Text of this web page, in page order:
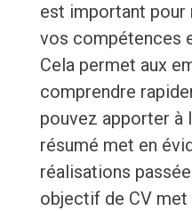
est important pour
vos compétences
Cela permet aux
comprendre
pouvez apporter à
résumé met en
réalisations
objectif de CV